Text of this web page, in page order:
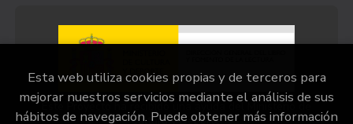
Cultura y Deporte.
Esta web utiliza cookies propias y de terceros para
mejorar nuestros servicios mediante el análisis de sus
hábitos de navegación. Puede obtener más información